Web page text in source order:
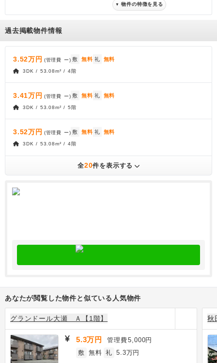
▼ 物件の特徴を見る
過去掲載物件情報
3.52万円 (管理費 ー) 敷 無料 礼 無料
3DK / 53.08m² / 4階
3.41万円 (管理費 ー) 敷 無料 礼 無料
3DK / 53.08m² / 5階
3.52万円 (管理費 ー) 敷 無料 礼 無料
3DK / 53.08m² / 4階
全20件を表示する
あなたが閲覧した物件と似ている人気物件
グランドール大瀬 Ａ【1階】
5.3万円 管理費5,000円
敷 無料 礼 5.3万円
秋